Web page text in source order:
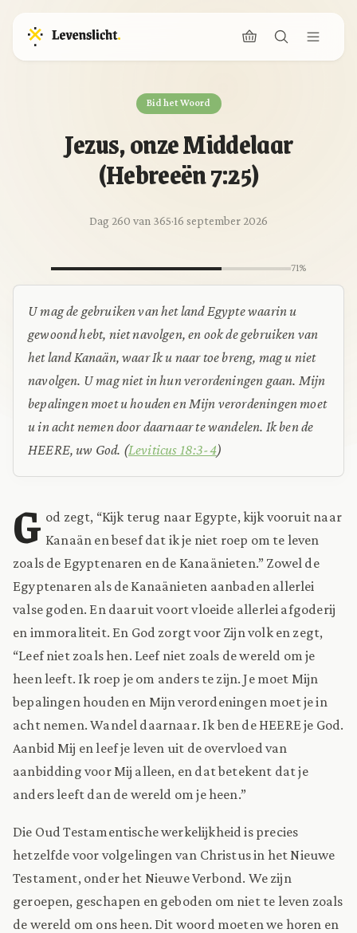
Bid het Woord
Jezus, onze Middelaar
(Hebreeën 7:25)
Dag 260 van 365·16 september 2026
71%
U mag de gebruiken van het land Egypte waarin u
gewoond hebt, niet navolgen, en ook de gebruiken van
het land Kanaän, waar Ik u naar toe breng, mag u niet
navolgen. U mag niet in hun verordeningen gaan. Mijn
bepalingen moet u houden en Mijn verordeningen moet
u in acht nemen door daarnaar te wandelen. Ik ben de
HEERE, uw God. (Leviticus 18:3-4)
G od zegt, “Kijk terug naar Egypte, kijk vooruit naar
Kanaän en besef dat ik je niet roep om te leven
zoals de Egyptenaren en de Kanaänieten.” Zowel de
Egyptenaren als de Kanaänieten aanbaden allerlei
valse goden. En daaruit voort vloeide allerlei afgoderij
en immoraliteit. En God zorgt voor Zijn volk en zegt,
“Leef niet zoals hen. Leef niet zoals de wereld om je
heen leeft. Ik roep je om anders te zijn. Je moet Mijn
bepalingen houden en Mijn verordeningen moet je in
acht nemen. Wandel daarnaar. Ik ben de HEERE je God.
Aanbid Mij en leef je leven uit de overvloed van
aanbidding voor Mij alleen, en dat betekent dat je
anders leeft dan de wereld om je heen.”
Die Oud Testamentische werkelijkheid is precies
hetzelfde voor volgelingen van Christus in het Nieuwe
Testament, onder het Nieuwe Verbond. We zijn
geroepen, geschapen en geboden om niet te leven zoals
de wereld om ons heen. Dit woord moeten we horen en